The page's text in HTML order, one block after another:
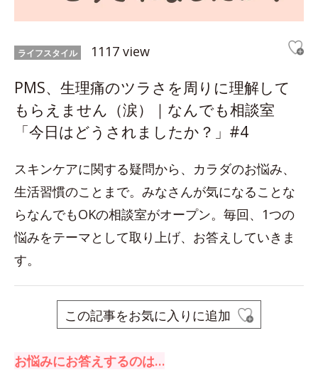
ライフスタイル 1117 view
PMS、生理痛のツラさを周りに理解して
もらえません（涙）｜なんでも相談室
「今日はどうされましたか？」#4
スキンケアに関する疑問から、カラダのお悩み、
生活習慣のことまで。みなさんが気になることな
らなんでもOKの相談室がオープン。毎回、1つの
悩みをテーマとして取り上げ、お答えしていきま
す。
この記事をお気に入りに追加
お悩みにお答えするのは…